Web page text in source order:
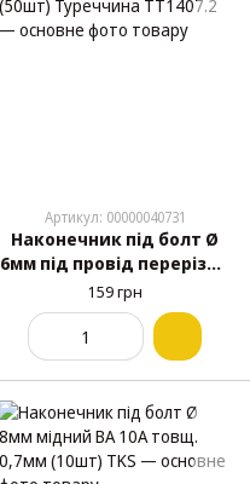
Артикул: 00000040731
Наконечник під болт Ø
6мм під провід перерізом
4 (50шт) Туреччина
TT1407.2
159 грн